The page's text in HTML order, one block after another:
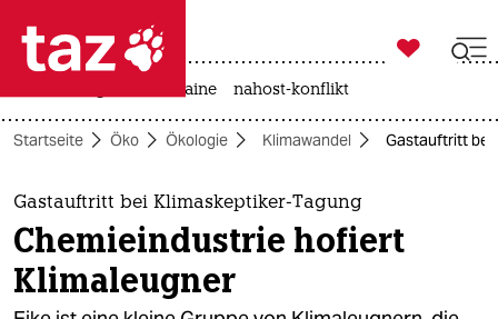
 taz zahl ich
taz zahl ich
themen
politik
öko

taz zahl ich
krieg in der ukraine nahost-konflikt
Startseite Öko Ökologie Klimawandel Gastauftritt bei
Gastauftritt bei Klimaskeptiker-Tagung
Chemieindustrie hofiert
Klimaleugner